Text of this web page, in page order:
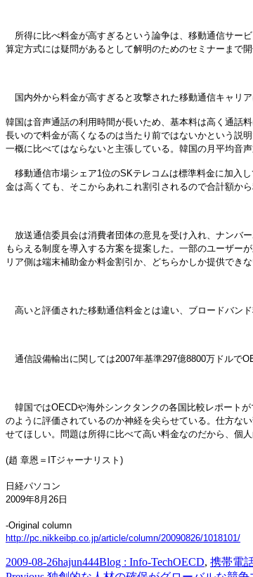
所得に比べ料金が高すぎるという論争は、移動通信サー
算定方式には疑問があるとして解明のためのセミナーまで開
国内外から料金が高すぎると攻撃された移動通信キャリア
韓国は音声通話の利用時間が長いため、基本料は高く通話
長いので料金が高くなるのは当たり前ではないかという説
一概に比べてはならないと主張している。韓国の月平均音
移動通信市場シェア1位のSKテレコムは標準料金に加入
金は高くても、そこからあれこれ割引されるので合計額か
放送通信委員会は消費者団体の意見を受け入れ、ナンバ
もらえる制度を導入する方案を提案した。一部のユーザー
リア側は端末補助金か料金割引か、どちらかしか提供できな
高いと評価された移動通信料金とは違い、ブロードバン
通信設備輸出に関しては2007年基準297億8800万ドルで
韓国ではOECDや海外シンクタンクの各国比較レポート
のように評価されているのか神経を尖らせている。仕方な
せてほしい。問題は所得に比べて高い料金なのだから、個
(趙 章恩＝ITジャーナリスト)
日経パソコン
2009年8月26日
-Original column
http://pc.nikkeibp.co.jp/article/column/20090826/1018101/
Posted
on
2009-08-26Author
hajun444Categories
Blog : Info-TechTags
OECD, 携帯電